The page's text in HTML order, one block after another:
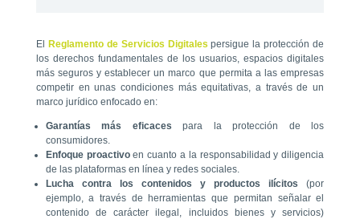
El Reglamento de Servicios Digitales persigue la protección de
los derechos fundamentales de los usuarios, espacios digitales
más seguros y establecer un marco que permita a las empresas
competir en unas condiciones más equitativas, a través de un
marco jurídico enfocado en:
Garantías más eficaces para la protección de los
consumidores.
Enfoque proactivoen cuanto a la responsabilidad y diligencia
de las plataformas en línea y redes sociales.
Lucha contra los contenidos y productos ilícitos (por
ejemplo, a través de herramientas que permitan señalar el
contenido de carácter ilegal, incluidos bienes y servicios)